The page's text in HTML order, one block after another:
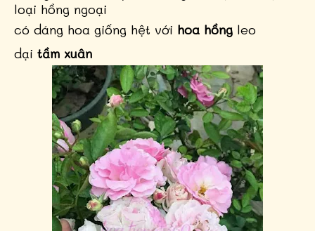
loại hồng ngoại
có dáng hoa giống hệt với hoa hồng leo
dại tầm xuân